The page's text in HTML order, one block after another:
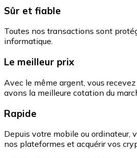
Sûr et fiable
Toutes nos transactions sont
informatique.
Le meilleur prix
Avec le même argent, vous recevez
avons la meilleure cotation du
Rapide
Depuis votre mobile ou ordinateur,
nos plateformes et acquérir vos